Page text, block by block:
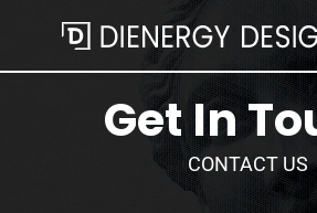
Get In
CONTACT US